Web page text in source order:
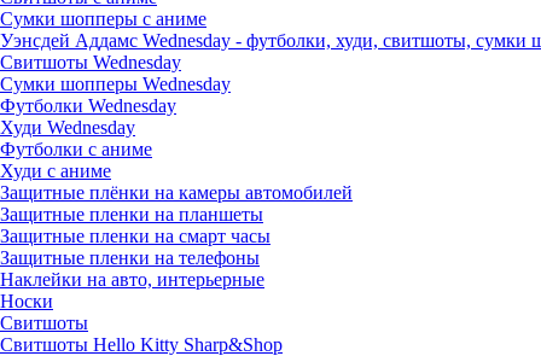
Сумки шопперы с аниме
Уэнсдей Аддамс Wednesday - футболки, худи, свитшоты, сумки
Свитшоты Wednesday
Сумки шопперы Wednesday
Футболки Wednesday
Худи Wednesday
Футболки с аниме
Худи с аниме
Защитные плёнки на камеры автомобилей
Защитные пленки на планшеты
Защитные пленки на смарт часы
Защитные пленки на телефоны
Наклейки на авто, интерьерные
Носки
Свитшоты
Cвитшоты Hello Kitty Sharp&Shop